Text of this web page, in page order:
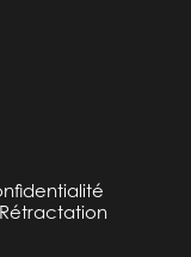
Rétractation